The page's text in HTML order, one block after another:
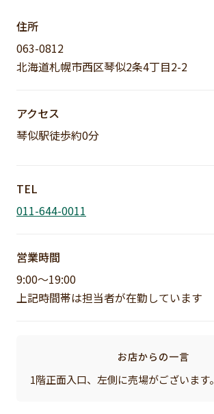
住所
063-0812
北海道札幌市西区琴似2条4丁目2-2
アクセス
琴似駅徒歩約0分
TEL
011-644-0011
営業時間
9:00～19:00
上記時間帯は担当者が在勤しています
お店からの一言
1階正面入口、左側に売場がございます。